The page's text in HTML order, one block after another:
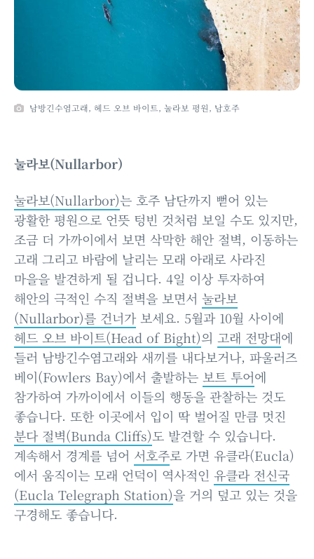
남방긴수염고래, 헤드 오브 바이트, 눌라보 평원, 남호주
눌라보(Nullarbor)
눌라보(Nullarbor)는 호주 남단까지 뻗어 있는
광활한 평원으로 언뜻 텅빈 것처럼 보일 수도 있지만,
조금 더 가까이에서 보면 삭막한 해안 절벽, 이동하는
고래 그리고 바람에 날리는 모래 아래로 사라진
마을을 발견하게 될 겁니다. 4일 이상 투자하여
해안의 극적인 수직 절벽을 보면서 눌라보
(Nullarbor)를 건너가보세요. 5월과 10월 사이에
헤드 오브 바이트(Head of Bight)의 고래 전망대에
들러 남방긴수염고래와 새끼를 내다보거나, 파울러즈
베이(Fowlers Bay)에서 출발하는 보트 투어에
참가하여 가까이에서 이들의 행동을 관찰하는 것도
좋습니다. 또한 이곳에서 입이 딱 벌어질 만큼 멋진
분다 절벽(Bunda Cliffs)도 발견할 수 있습니다.
계속해서 경계를 넘어 서호주로 가면 유클라(Eucla)
에서 움직이는 모래 언덕이 역사적인 유클라 전신국
(Eucla Telegraph Station)을 거의 덮고 있는 것을
구경해도 좋습니다.